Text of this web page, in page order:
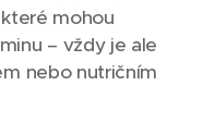
mohou
– vždy je ale
nebo nutričním